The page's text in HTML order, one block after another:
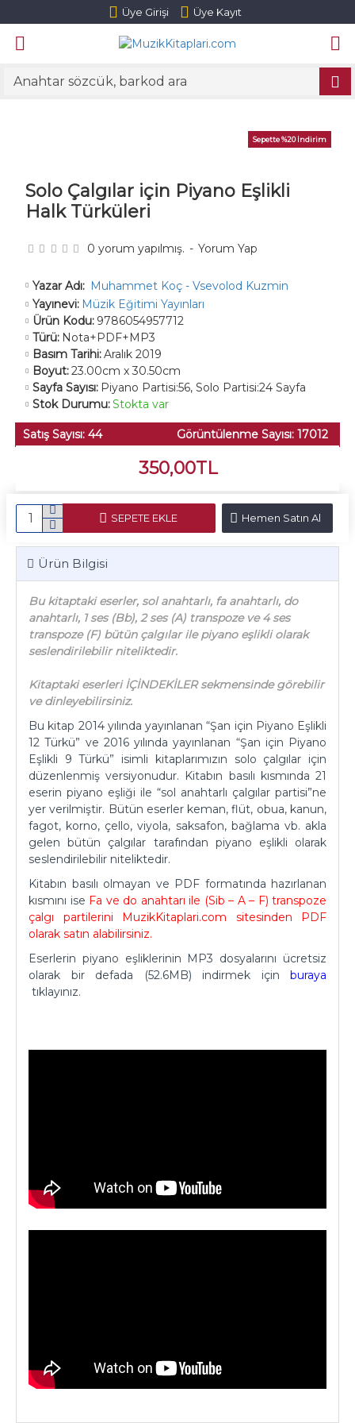
Üye Girişi Üye Kayıt
Sepette %20 İndirim
Solo Çalgılar için Piyano Eşlikli
Halk Türküleri
Yazar Adı: Muhammet Koç - Vsevolod Kuzmin
Yayınevi: Müzik Eğitimi Yayınları
Ürün Kodu: 9786054957712
Türü: Nota+PDF+MP3
Basım Tarihi:Aralık 2019
Boyut:23.00cm x 30.50cm
Sayfa Sayısı: Piyano Partisi:56, Solo Partisi:24 Sayfa
Stok Durumu:Stokta var
Satış Sayısı: 44 Görüntülenme Sayısı: 17012
0 yorum yapılmış. - Yorum Yap
350,00TL
SEPETE EKLE Hemen Satın Al
Ürün Bilgisi
Bu kitaptaki eserler, sol anahtarlı, fa anahtarlı, do
anahtarlı, 1 ses (Bb), 2 ses (A) transpoze ve 4 ses
transpoze (F) bütün çalgılar ile piyano eşlikli olarak
seslendirilebilir niteliktedir.
Kitaptaki eserleri İÇİNDEKİLER sekmensinde görebilir
ve dinleyebilirsiniz.
Bu kitap 2014 yılında yayınlanan “Şan için Piyano Eşlikli
12 Türkü” ve 2016 yılında yayınlanan “Şan için Piyano
Eşlikli 9 Türkü” isimli kitaplarımızın solo çalgılar için
düzenlenmiş versiyonudur. Kitabın basılı kısmında 21
eserin piyano eşliği ile “sol anahtarlı çalgılar partisi”ne
yer verilmiştir. Bütün eserler keman, flüt, obua, kanun,
fagot, korno, çello, viyola, saksafon, bağlama vb. akla
gelen bütün çalgılar tarafından piyano eşlikli olarak
seslendirilebilir niteliktedir.
Kitabın basılı olmayan ve PDF formatında hazırlanan
kısmını ise Fa ve do anahtarı ile (Sib – A – F) transpoze
çalgı partilerini MuzikKitaplari.com sitesinden PDF
olarak satın alabilirsiniz.
Eserlerin piyano eşliklerinin MP3 dosyalarını ücretsiz
olarak bir defada (52.6MB) indirmek için buraya
tıklayınız.